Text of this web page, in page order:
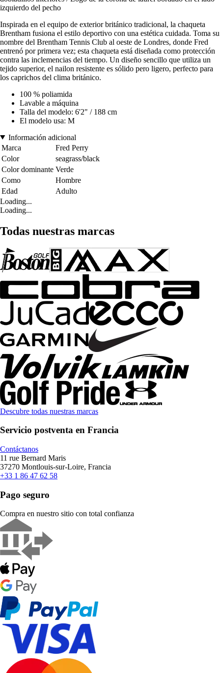
izquierdo del pecho
Inspirada en el equipo de exterior británico tradicional, la chaqueta
Brentham fusiona el estilo deportivo con una estética cuidada. Toma su
nombre del Brentham Tennis Club al oeste de Londres, donde Fred
entrenó por primera vez; esta chaqueta está diseñada como protección
contra las inclemencias del tiempo. Un diseño sencillo que utiliza un
tejido superior, el nailon resistente es sólido pero ligero, perfecto para
los caprichos del clima británico.
100 % poliamida
Lavable a máquina
Talla del modelo: 6'2" / 188 cm
El modelo usa: M
Información adicional
Marca
Fred Perry
Color
seagrass/black
Color dominante Verde
Como
Hombre
Edad
Adulto
Loading...
Loading...
Todas nuestras marcas
Descubre todas nuestras marcas
Servicio postventa en Francia
Contáctanos
11 rue Bernard Maris
37270 Montlouis-sur-Loire, Francia
+33 1 86 47 62 58
Pago seguro
Compra en nuestro sitio con total confianza